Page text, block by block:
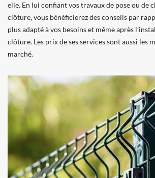
elle. En lui confiant vos travaux de pose ou de
clôture, vous bénéficierez des conseils par
plus adapté à vos besoins et même après
clôture. Les prix de ses services sont aussi les
marché.